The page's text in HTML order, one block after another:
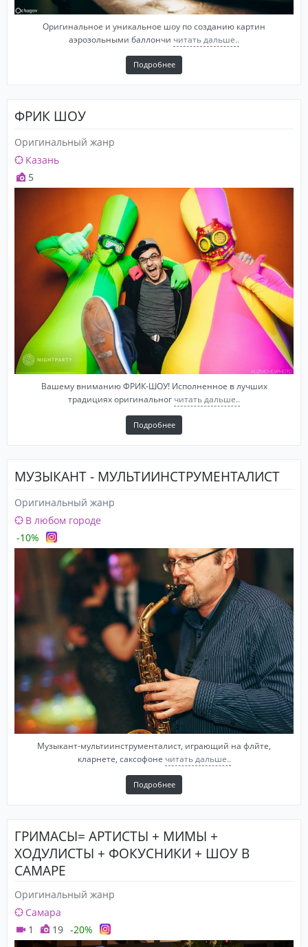
Оригинальное и уникальное шоу по созданию картин
аэрозольными баллончи читать дальше..
Подробнее
ФРИК ШОУ
Оригинальный жанр
Казань
5
Вашему вниманию ФРИК-ШОУ! Исполненное в лучших
традициях оригинальног читать дальше..
Подробнее
МУЗЫКАНТ - МУЛЬТИИНСТРУМЕНТАЛИСТ
Оригинальный жанр
В любом городе
-10%
Музыкант-мультиинструменталист, играющий на флйте,
кларнете, саксофоне читать дальше..
Подробнее
ГРИМАСЫ= АРТИСТЫ + МИМЫ +
ХОДУЛИСТЫ + ФОКУСНИКИ + ШОУ В
САМАРЕ
Оригинальный жанр
Самара
1
19 -20%